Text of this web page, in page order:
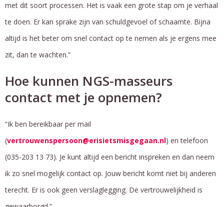
met dit soort processen. Het is vaak een grote stap om je verhaal
te doen. Er kan sprake zijn van schuldgevoel of schaamte. Bijna
altijd is het beter om snel contact op te nemen als je ergens mee
zit, dan te wachten.”
Hoe kunnen NGS-masseurs
contact met je opnemen?
“Ik ben bereikbaar per mail
(vertrouwenspersoon@erisietsmisgegaan.nl) en telefoon
(035-203 13 73). Je kunt altijd een bericht inspreken en dan neem
ik zo snel mogelijk contact op. Jouw bericht komt niet bij anderen
terecht. Er is ook geen verslaglegging. De vertrouwelijkheid is